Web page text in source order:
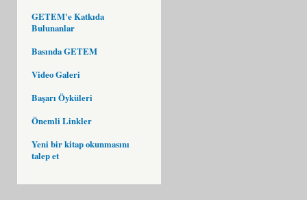
GETEM'e Katkıda
Bulunanlar
Basında GETEM
Video Galeri
Başarı Öyküleri
Önemli Linkler
Yeni bir kitap okunmasını
talep et